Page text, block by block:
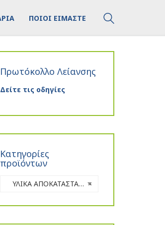
ΠΟΙΟΙ ΕΙΜΑΣΤΕ
Πρωτόκολλο Λείανσης
Δείτε τις οδηγίες
Κατηγορίες
προϊόντων
×
ΥΛΙΚΑ ΑΠΟΚΑΤΑΣΤΑΣΗΣ